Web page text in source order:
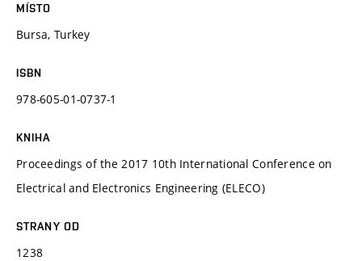
MÍSTO
Bursa, Turkey
ISBN
978-605-01-0737-1
KNIHA
Proceedings of the 2017 10th International Conference on
Electrical and Electronics Engineering (ELECO)
STRANY OD
1238